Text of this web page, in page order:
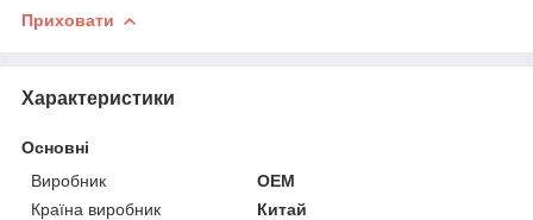
Приховати
Характеристики
Основні
Виробник
OEM
Країна виробник
Китай